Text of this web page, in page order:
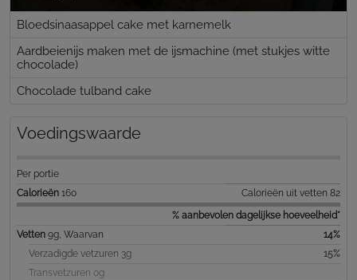
Bloedsinaasappel cake met karnemelk
Aardbeienijs maken met de ijsmachine (met stukjes witte
chocolade)
Chocolade tulband cake
Voedingswaarde
Per portie
Calorieën 160
Calorieën uit vetten 82
% aanbevolen dagelijkse hoeveelheid*
Vetten 9g, Waarvan
14%
Verzadigde vetzuren 3g
15%
Transvetzuren 0g